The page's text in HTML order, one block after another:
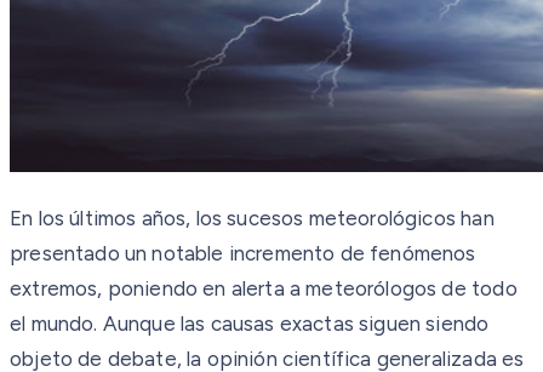
En los últimos años, los sucesos meteorológicos han
presentado un notable incremento de fenómenos
extremos, poniendo en alerta a meteorólogos de todo
el mundo. Aunque las causas exactas siguen siendo
objeto de debate, la opinión científica generalizada es